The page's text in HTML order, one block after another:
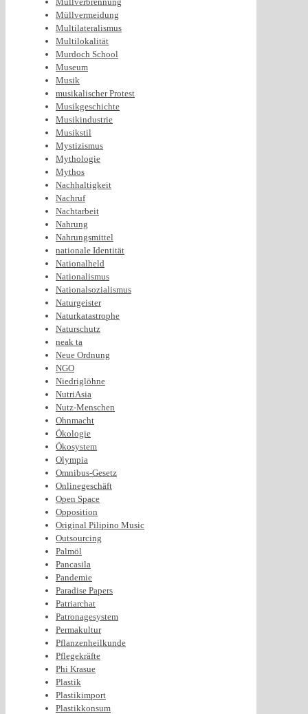
Müllvermeidung
Multilateralismus
Multilokalität
Murdoch School
Museum
Musik
musikalischer Protest
Musikgeschichte
Musikindustrie
Musikstil
Mystizismus
Mythologie
Mythos
Nachhaltigkeit
Nachruf
Nachtarbeit
Nahrung
Nahrungsmittel
nationale Identität
Nationalheld
Nationalismus
Nationalsozialismus
Naturgeister
Naturkatastrophe
Naturschutz
neak ta
Neue Ordnung
NGO
Niedriglöhne
NutriAsia
Nutz-Menschen
Ohnmacht
Ökologie
Ökosystem
Olympia
Omnibus-Gesetz
Onlinegeschäft
Open Space
Opposition
Original Pilipino Music
Outsourcing
Palmöl
Pancasila
Pandemie
Paradise Papers
Patriarchat
Patronagesystem
Permakultur
Pflanzenheilkunde
Pflegekräfte
Phi Krasue
Plastik
Plastikimport
Plastikkonsum